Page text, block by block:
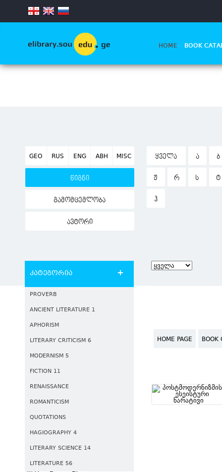
.
HOME BOOK
GEO RUS ENG ABH MISC
წიგნი
გამომცემლობა
ავტორი
ᲧᲕᲔᲚᲐ Ა Ბ
Ჟ Რ Ს Ტ
Ჰ
კატეგორია
PROVERB
ANCIENT LITERATURE 1
APHORISM
LITERARY CRITICISM 6
MODERNISM 5
FICTION 11
RENAISSANCE
ROMANTICISM
QUOTATIONS
HAGIOGRAPHY 4
LITERARY SCIENCE 14
LITERATURE 56
HOME PAGE BOOK